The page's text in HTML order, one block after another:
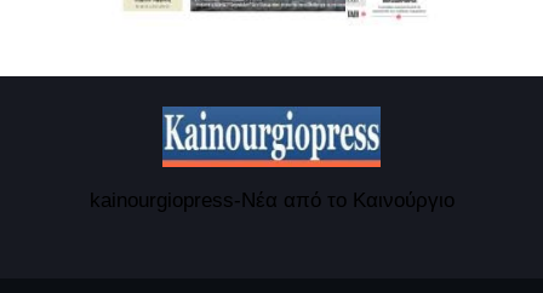
kainourgiopress-Νέα από το Καινούργιο